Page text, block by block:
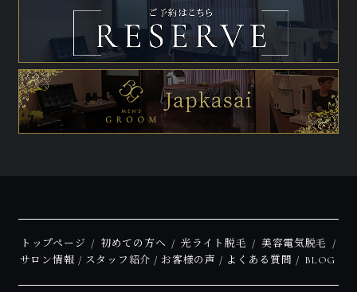
トップページ 初めての方へ 光ライト脱毛
美容電気脱毛
サロン情報
スタッフ紹介 お客様の声 よくある質問 BLOG